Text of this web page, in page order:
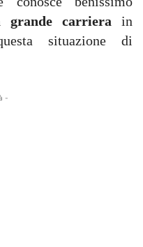
grande carriera in
situazione di
-